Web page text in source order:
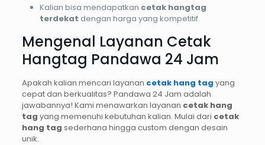
Kalian bisa mendapatkan cetak hangtag
terdekat dengan harga yang kompetitif
Mengenal Layanan Cetak
Hangtag Pandawa 24 Jam
Apakah kalian mencari layanan cetak hang tag yang
cepat dan berkualitas? Pandawa 24 Jam adalah
jawabannya! Kami menawarkan layanan cetak hang
tag yang memenuhi kebutuhan kalian. Mulai dari cetak
hang tag sederhana hingga custom dengan desain
unik.